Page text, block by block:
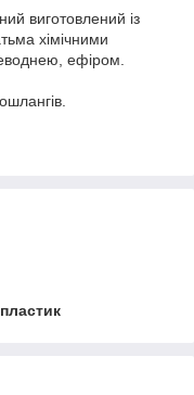
виготовлений із
хімічними
ефіром.